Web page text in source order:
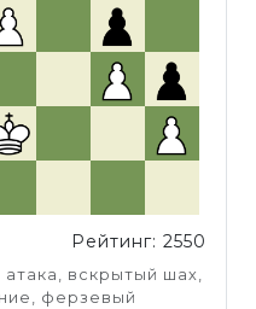
Рейтинг: 2550
вскрытый шах,
ферзевый